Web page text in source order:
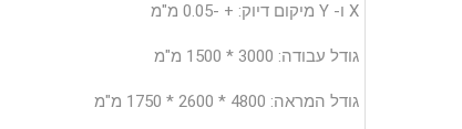
גודל המראה: 4800 * 2600 * 1750 מ"מ
גודל עבודה: 3000 * 1500 מ"מ
X ו- Y מיקום דיוק: + -0.05 מ"מ